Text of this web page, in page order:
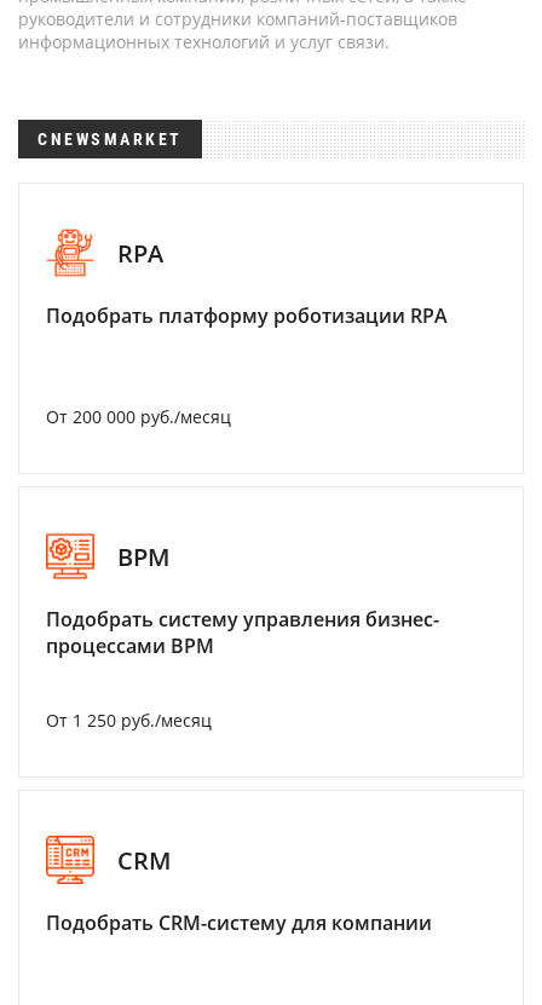
руководители и сотрудники компаний-поставщиков
информационных технологий и услуг связи.
CNEWSMARKET
RPA
Подобрать платформу роботизации RPA
От 200 000 руб./месяц
BPM
Подобрать систему управления бизнес-
процессами BPM
От 1 250 руб./месяц
CRM
Подобрать CRM-систему для компании